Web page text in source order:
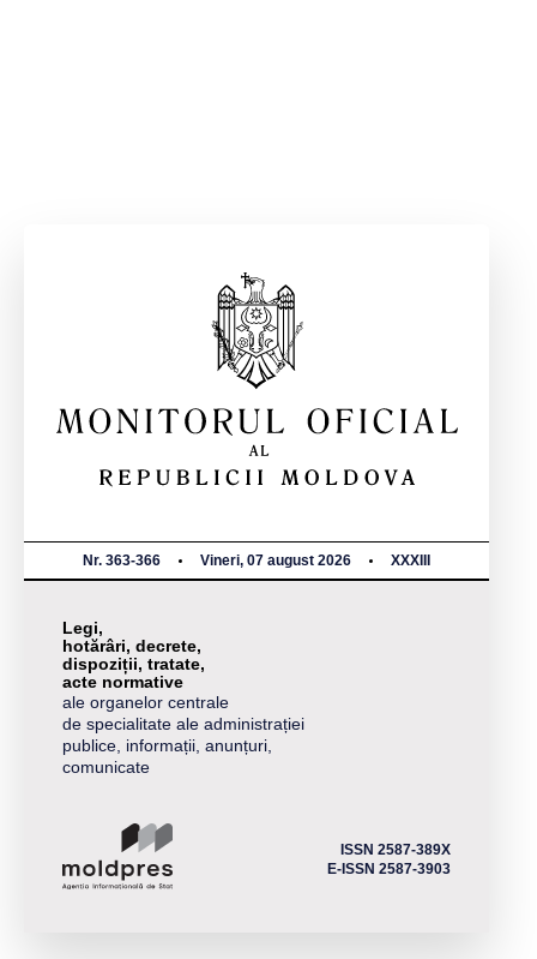
Nr. 363-366 Vineri, 07 august 2026 XXXIII
Legi,
hotărâri, decrete,
dispoziții, tratate,
acte normative
ale organelor centrale
de specialitate ale administrației
publice, informații, anunțuri,
comunicate
ISSN 2587-389X
E-ISSN 2587-3903